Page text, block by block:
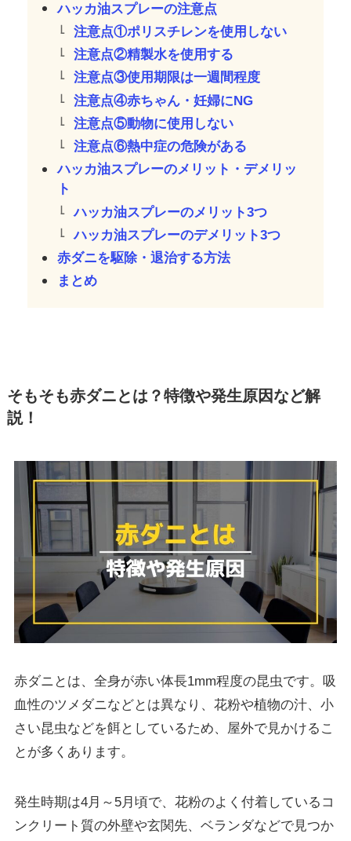
ハッカ油スプレーの注意点
注意点①ポリスチレンを使用しない
注意点②精製水を使用する
注意点③使用期限は一週間程度
注意点④赤ちゃん・妊婦にNG
注意点⑤動物に使用しない
注意点⑥熱中症の危険がある
ハッカ油スプレーのメリット・デメリッ
ト
ハッカ油スプレーのメリット3つ
ハッカ油スプレーのデメリット3つ
赤ダニを駆除・退治する方法
まとめ
そもそも赤ダニとは？特徴や発生原因など解
説！
赤ダニとは、全身が赤い体長1mm程度の昆虫です。吸
血性のツメダニなどとは異なり、花粉や植物の汁、小
さい昆虫などを餌としているため、屋外で見かけるこ
とが多くあります。
発生時期は4月～5月頃で、花粉のよく付着しているコ
ンクリート質の外壁や玄関先、ベランダなどで見つか